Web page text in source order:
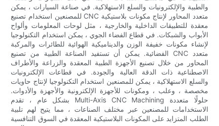
والطبية والإلكترونيات والسلع الاستهلاكية. في صناعة السيارات ، يمكن
للمصنعين استخدام تصنيع CNC متعدد المحاور لإنتاج مكونات بلاستيكية
معقدة للتطبيقات الداخلية والخارجية ، مثل لوحات المعلومات وألواح
الأبواب والشبكات. في قطاع الفضاء الجوي ، يمكن استخدام التكنولوجيا
لإنشاء مكونات خفيفة الوزن والديناميكية الهوائية للطائرات والمركبة
الفضائية. يمكن أن تستفيد الصناعة الطبية من تصنيع CNC متعدد
المحاور من خلال تصنيع الأجهزة الطبية المعقدة والزراعة والأطراف
الاصطناعية ذات الدقة العالية والجودة. في قطاعات الإلكترونيات
والسلع الاستهلاكية ، يمكن للمصنعين استخدام التكنولوجيا لإنتاج حاويات
مخصصة ، وعلب ، ومكونات للأجهزة الإلكترونية والأجهزة والأدوات.
بشكل عام ، تقدم Multi-Axis CNC Machining حلولًا متعددة
الاستخدامات للمصنعين عبر مختلف الصناعات ، مما يتيح لهم تلبية
الطلب المتزايد على المكونات البلاستيكية المعقدة في السوق التنافسية